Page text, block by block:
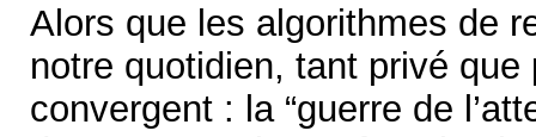
Alors que les algorithmes de
notre quotidien, tant privé
convergent : la “guerre de